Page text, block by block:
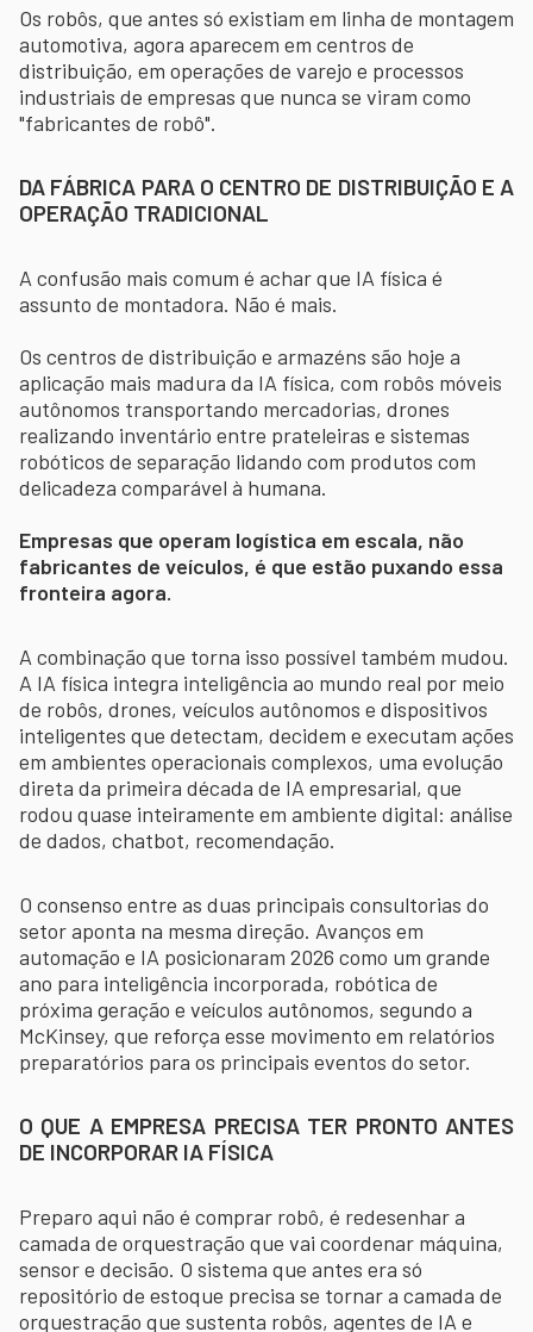
Os robôs, que antes só existiam em linha de montagem
automotiva, agora aparecem em centros de
distribuição, em operações de varejo e processos
industriais de empresas que nunca se viram como
"fabricantes de robô".
DA FÁBRICA PARA O CENTRO DE DISTRIBUIÇÃO E A
OPERAÇÃO TRADICIONAL
A confusão mais comum é achar que IA física é
assunto de montadora. Não é mais.
Os centros de distribuição e armazéns são hoje a
aplicação mais madura da IA física, com robôs móveis
autônomos transportando mercadorias, drones
realizando inventário entre prateleiras e sistemas
robóticos de separação lidando com produtos com
delicadeza comparável à humana.
Empresas que operam logística em escala, não
fabricantes de veículos, é que estão puxando essa
fronteira agora.
A combinação que torna isso possível também mudou.
A IA física integra inteligência ao mundo real por meio
de robôs, drones, veículos autônomos e dispositivos
inteligentes que detectam, decidem e executam ações
em ambientes operacionais complexos, uma evolução
direta da primeira década de IA empresarial, que
rodou quase inteiramente em ambiente digital: análise
de dados, chatbot, recomendação.
O consenso entre as duas principais consultorias do
setor aponta na mesma direção. Avanços em
automação e IA posicionaram 2026 como um grande
ano para inteligência incorporada, robótica de
próxima geração e veículos autônomos, segundo a
McKinsey, que reforça esse movimento em relatórios
preparatórios para os principais eventos do setor.
O QUE A EMPRESA PRECISA TER PRONTO ANTES
DE INCORPORAR IA FÍSICA
Preparo aqui não é comprar robô, é redesenhar a
camada de orquestração que vai coordenar máquina,
sensor e decisão. O sistema que antes era só
repositório de estoque precisa se tornar a camada de
orquestração que sustenta robôs, agentes de IA e